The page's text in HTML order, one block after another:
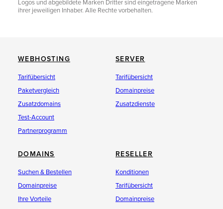
Logos und abgebildete Marken Dritter sind eingetragene Marken
ihrer jeweiligen Inhaber. Alle Rechte vorbehalten.
WEBHOSTING
Tarifübersicht
Paketvergleich
Zusatzdomains
Test-Account
Partnerprogramm
SERVER
Tarifübersicht
Domainpreise
Zusatzdienste
DOMAINS
Suchen & Bestellen
Domainpreise
Ihre Vorteile
RESELLER
Konditionen
Tarifübersicht
Domainpreise